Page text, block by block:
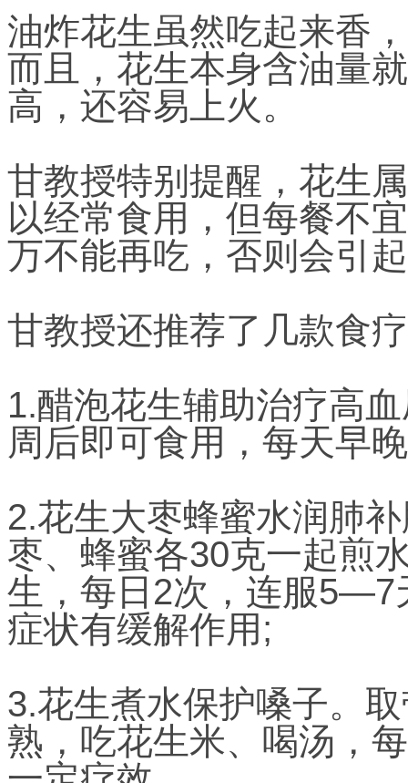
油炸花生虽然吃起来香
而且，花生本身含油量
高，还容易上火。
甘教授特别提醒，花生
以经常食用，但每餐不
万不能再吃，否则会引
甘教授还推荐了几款食
1.醋泡花生辅助治疗高
周后即可食用，每天早
2.花生大枣蜂蜜水润肺
枣、蜂蜜各30克一起煎
生，每日2次，连服5—7
症状有缓解作用;
3.花生煮水保护嗓子。
熟，吃花生米、喝汤，